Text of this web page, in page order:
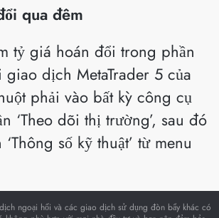
qua đêm
tỷ giá hoán đổi trong phần
giao dịch MetaTrader 5 của
phải vào bất kỳ công cụ
‘Theo dõi thị trường’, sau đó
số kỹ thuật’ từ menu
ngoại hối và các giao dịch sử dụng đòn bẩy khác có